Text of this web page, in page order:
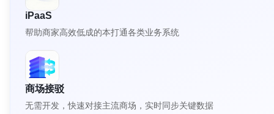
iPaaS
帮助商家高效低成的本打通各类业务系统
商场接驳
无需开发，快速对接主流商场，实时同步关键数据